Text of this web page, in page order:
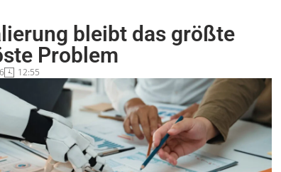
bleibt das größte
Problem
12:55